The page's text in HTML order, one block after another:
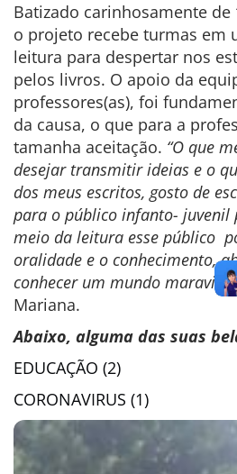
Batizado carinhosamente de
o projeto recebe turmas em
leitura para despertar nos
pelos livros. O apoio da
professores(as), foi
da causa, o que para a
tamanha aceitação. “O que
desejar transmitir ideias e o
dos meus escritos, gosto de
para o público infanto- juvenil
meio da leitura esse público
oralidade e o conhecimento,
conhecer um mundo
Mariana.
Abaixo, alguma das suas
EDUCAÇÃO (2)
CORONAVIRUS (1)